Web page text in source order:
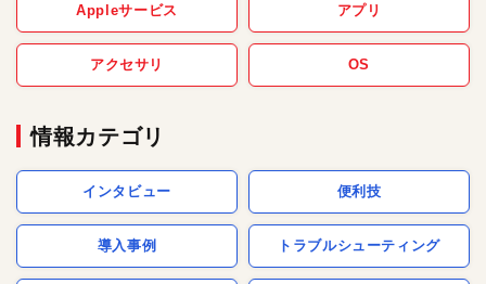
Appleサービス アプリ
アクセサリ OS
情報カテゴリ
インタビュー 便利技
導入事例 トラブルシューティング